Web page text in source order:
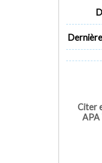
Citer
APA